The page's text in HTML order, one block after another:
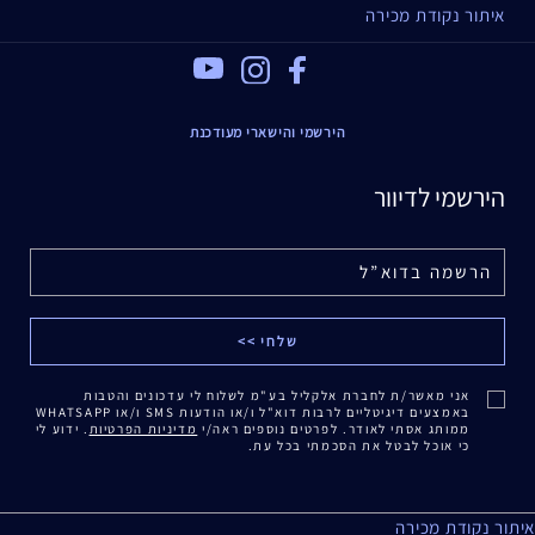
(C) בדיקות קליניות על 53 נשים לאחר שימוש של שישה שבועות במוצר.
אובדן מוצקות וגמישות
גוון עור אחיד
זוהר
עובדות על הפורמולה
נבדק על-ידי רופאי עיניים
אינו מעורר התפרצות פצעונים, אינו חוסם נקבוביות (נון-אקגני)
איתור נקודת מכירה
Facebook
הירשמי והישארי מעודכנת
הירשמי לדיוור
אני מאשר/ת לחברת אלקליל בע"מ לשלוח לי עדכונים והטבות
באמצעים דיגיטליים לרבות דוא"ל ו/או הודעות SMS ו/או WHATSAPP
ממותג אסתי לאודר. לפרטים נוספים ראה/י מדיניות הפרטיות . ידוע לי
כי אוכל לבטל את הסכמתי בכל עת.
איתור נקודת מכירה